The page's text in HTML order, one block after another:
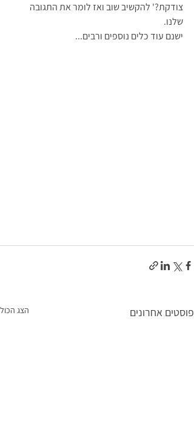
צודקת?' להקשיב שוב ואז לומר את התגובה
שלנו.
ישנם עוד כלים נוספים ורבים...
פוסטים אחרונים הצג הכול